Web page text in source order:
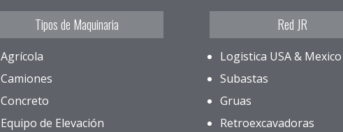
Tipos de Maquinaria
Agrícola
Camiones
Concreto
Equipo de Elevación
Red JR
Logistica USA & Mexico
Subastas
Gruas
Retroexcavadoras